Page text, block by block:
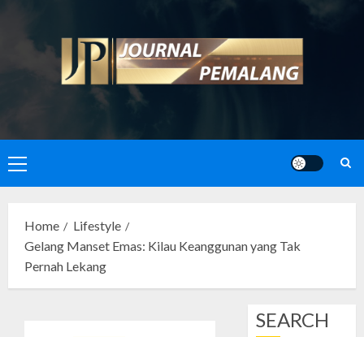
content
Primary
Menu
Home
Lifestyle
Gelang Manset Emas: Kilau Keanggunan yang Tak
Pernah Lekang
SEARCH